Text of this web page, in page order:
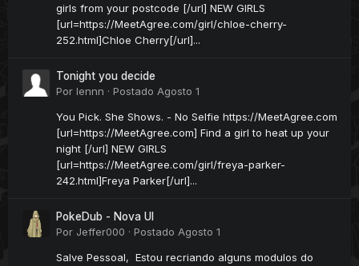
girls from your postcode [/url] NEW GIRLS
[url=https://MeetAgree.com/girl/chloe-cherry-
252.html]Chloe Cherry[/url]...
Tonight you decide
Por lennn · Postado Agosto 1
You Pick. She Shows. - No Selfie https://MeetAgree.com
[url=https://MeetAgree.com] Find a girl to heat up your
night [/url] NEW GIRLS
[url=https://MeetAgree.com/girl/freya-parker-
242.html]Freya Parker[/url]...
PokeDub - Nova UI
Por Jeffer000 · Postado Agosto 1
Salve Pessoal, Estou recriando alguns modulos do